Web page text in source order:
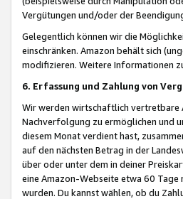
Vergütungen und/oder der
Gelegentlich können wir die
einschränken. Amazon behält sich
modifizieren. Weitere Informationen
6. Erfassung und Zahlung von
Wir werden wirtschaftlich vertretbare
Nachverfolgung zu ermöglichen und
diesem Monat verdient hast,
auf den nächsten Betrag in der
über oder unter dem in deiner
eine Amazon-Webseite etwa 60 Tage
wurden. Du kannst wählen, ob du